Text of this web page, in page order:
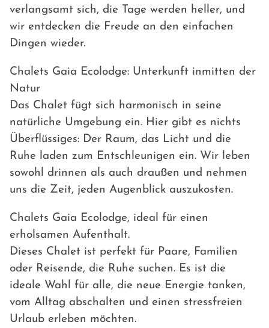
verlangsamt sich, die Tage werden heller, und
wir entdecken die Freude an den einfachen
Dingen wieder.
Chalets Gaia Ecolodge: Unterkunft inmitten der
Natur
Das Chalet fügt sich harmonisch in seine
natürliche Umgebung ein. Hier gibt es nichts
Überflüssiges: Der Raum, das Licht und die
Ruhe laden zum Entschleunigen ein. Wir leben
sowohl drinnen als auch draußen und nehmen
uns die Zeit, jeden Augenblick auszukosten.
Chalets Gaia Ecolodge, ideal für einen
erholsamen Aufenthalt.
Dieses Chalet ist perfekt für Paare, Familien
oder Reisende, die Ruhe suchen. Es ist die
ideale Wahl für alle, die neue Energie tanken,
vom Alltag abschalten und einen stressfreien
Urlaub erleben möchten.